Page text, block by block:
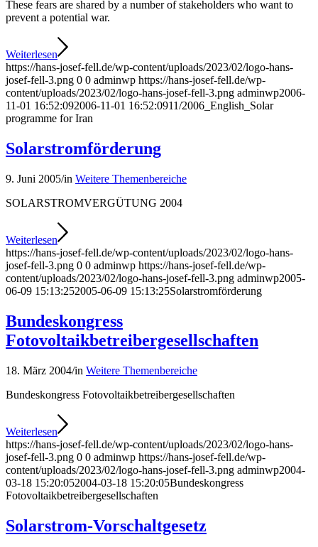
These fears are shared by a number of stakeholders who want to
prevent a potential war.
Weiterlesen
https://hans-josef-fell.de/wp-content/uploads/2023/02/logo-hans-
josef-fell-3.png 0 0 adminwp https://hans-josef-fell.de/wp-
content/uploads/2023/02/logo-hans-josef-fell-3.png adminwp2006-
11-01 16:52:092006-11-01 16:52:0911/2006_English_Solar
programme for Iran
Solarstromförderung
9. Juni 2005/in Weitere Themenbereiche
SOLARSTROMVERGÜTUNG 2004
Weiterlesen
https://hans-josef-fell.de/wp-content/uploads/2023/02/logo-hans-
josef-fell-3.png 0 0 adminwp https://hans-josef-fell.de/wp-
content/uploads/2023/02/logo-hans-josef-fell-3.png adminwp2005-
06-09 15:13:252005-06-09 15:13:25Solarstromförderung
Bundeskongress
Fotovoltaikbetreibergesellschaften
18. März 2004/in Weitere Themenbereiche
Bundeskongress Fotovoltaikbetreibergesellschaften
Weiterlesen
https://hans-josef-fell.de/wp-content/uploads/2023/02/logo-hans-
josef-fell-3.png 0 0 adminwp https://hans-josef-fell.de/wp-
content/uploads/2023/02/logo-hans-josef-fell-3.png adminwp2004-
03-18 15:20:052004-03-18 15:20:05Bundeskongress
Fotovoltaikbetreibergesellschaften
Solarstrom-Vorschaltgesetz